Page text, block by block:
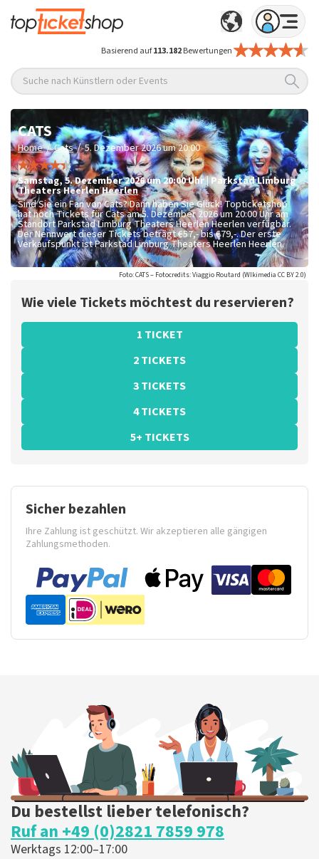
Basierend auf113.182Bewertungen
Suche nach Künstlern oder Events
CATS
Home / Cats / 5. Dezember 2026 um 20:00
Samstag, 5. Dezember 2026 um 20:00Uhr|Parkstad Limburg
Theaters HeerlenHeerlen
Sind Sie ein Fan von Cats? Dann haben Sie Glück! Topticketshop
hat noch Tickets für Cats am 5. Dezember 2026 um 20:00 Uhr am
Standort Parkstad Limburg Theaters Heerlen Heerlen verfügbar.
Der Nennwert dieser Tickets beträgt€57,- bis €79,-. Der erste
Verkaufspunkt ist Parkstad Limburg Theaters Heerlen Heerlen.
Foto: CATS – Fotocredits: Viaggio Routard (WIkimedia CC BY 2.0)
Wie viele Tickets möchtest du reservieren?
1 TICKET
2 TICKETS
3 TICKETS
4 TICKETS
5+ TICKETS
Sicher bezahlen
Ihre Zahlung ist geschützt. Wir akzeptieren alle gängigen
Zahlungsmethoden.
Du bestellst lieber telefonisch?
Ruf an +49 (0)2821 7859 978
Werktags 12:00–17:00